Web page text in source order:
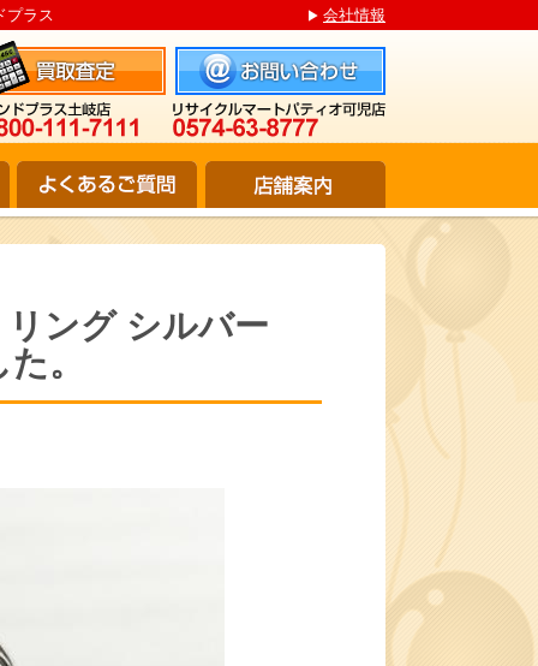
プラス 会社情報
ング シルバー
。